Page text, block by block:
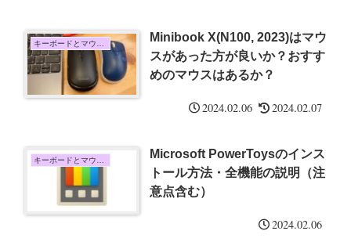
キーボードとマウス・タッチパッド
Minibook X(N100, 2023)はマウ
スがあった方が良いか？おすす
めのマウスはあるか？
2024.02.06 2024.02.07
Microsoft PowerToysのインス
トール方法・全機能の説明（注
意点含む）
2024.02.06